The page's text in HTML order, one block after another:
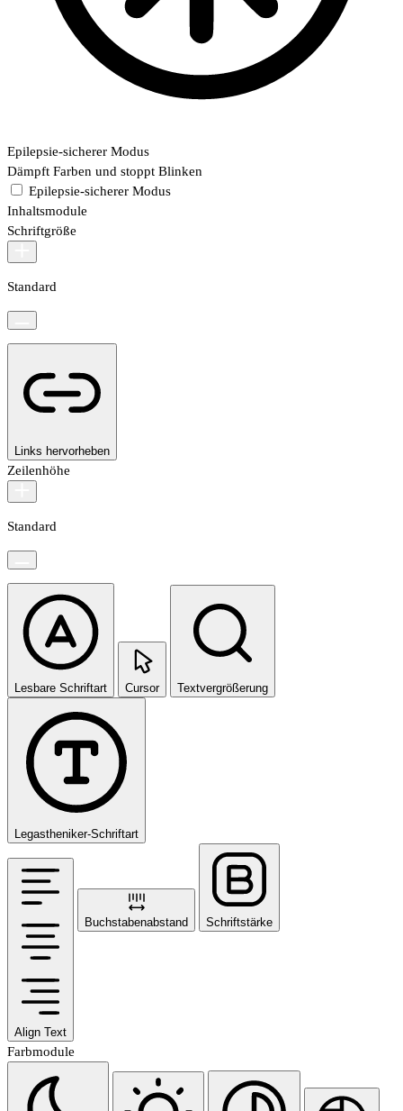
Epilepsie-sicherer Modus
Dämpft Farben und stoppt Blinken
Epilepsie-sicherer Modus
Inhaltsmodule
Schriftgröße
Standard
Links hervorheben
Zeilenhöhe
Standard
Lesbare Schriftart Cursor Textvergrößerung
Legastheniker-Schriftart
Align Text
Buchstabenabstand Schriftstärke
Farbmodule